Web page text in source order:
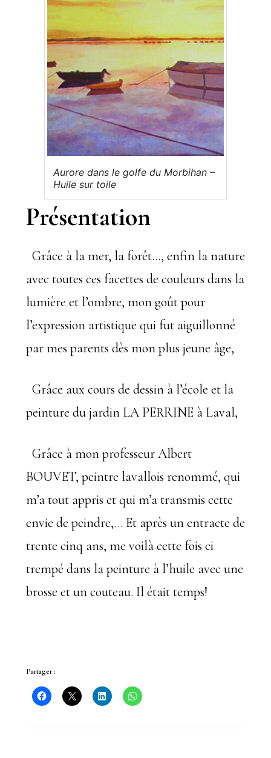
Aurore dans le golfe du Morbihan –
Huile sur toile
Présentation
Grâce à la mer, la forêt…, enfin la nature
avec toutes ces facettes de couleurs dans la
lumière et l’ombre, mon goût pour
l’expression artistique qui fut aiguillonné
par mes parents dès mon plus jeune âge,
Grâce aux cours de dessin à l’école et la
peinture du jardin LA PERRINE à Laval,
Grâce à mon professeur Albert
BOUVET, peintre lavallois renommé, qui
m’a tout appris et qui m’a transmis cette
envie de peindre,… Et après un entracte de
trente cinq ans, me voilà cette fois ci
trempé dans la peinture à l’huile avec une
brosse et un couteau. Il était temps!
Partager :